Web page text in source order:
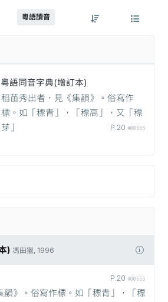
粵語讀音
粵語同音字典(增訂本)
稻苗秀出者，見《集韻》。俗寫作
標。如「䅺青」，「䅺高」，又「䅺
芽」
P.20 #00665
) 馮田獵, 1996
P.20 #00665
韻》。俗寫作標。如「䅺青」，「䅺